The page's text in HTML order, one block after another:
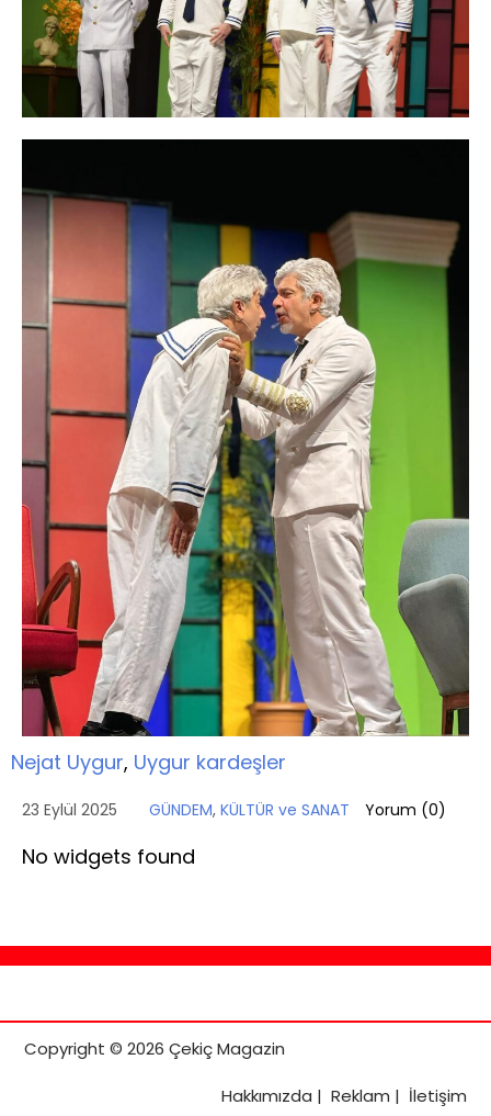
Nejat Uygur, Uygur kardeşler
23 Eylül 2025 GÜNDEM, KÜLTÜR ve SANAT Yorum (0)
No widgets found
Copyright © 2026 Çekiç Magazin
Hakkımızda | Reklam | İletişim